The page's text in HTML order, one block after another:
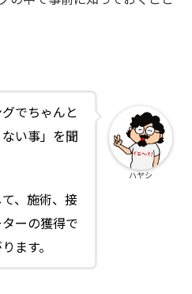
でちゃんと
い事」を聞
、施術、接
ーの獲得で
ます。
ハヤシ